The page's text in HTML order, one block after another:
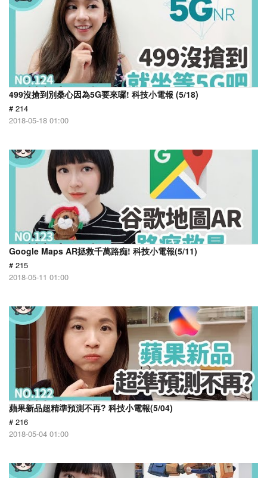
499沒搶到別桑心因為5G要來囉! 科技小電報 (5/18)
# 214
2018-05-18 01:00
Google Maps AR拯救千萬路痴! 科技小電報(5/11)
# 215
2018-05-11 01:00
蘋果新品超精準預測不再? 科技小電報(5/04)
# 216
2018-05-04 01:00